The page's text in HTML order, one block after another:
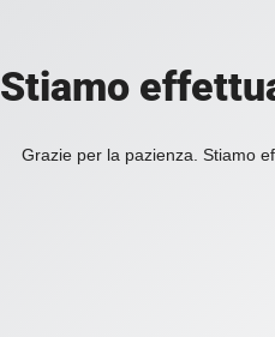
Stiamo
Grazie per la pazienza. Stiamo